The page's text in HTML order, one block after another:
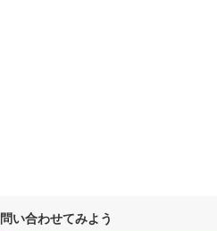
い合わせてみよう